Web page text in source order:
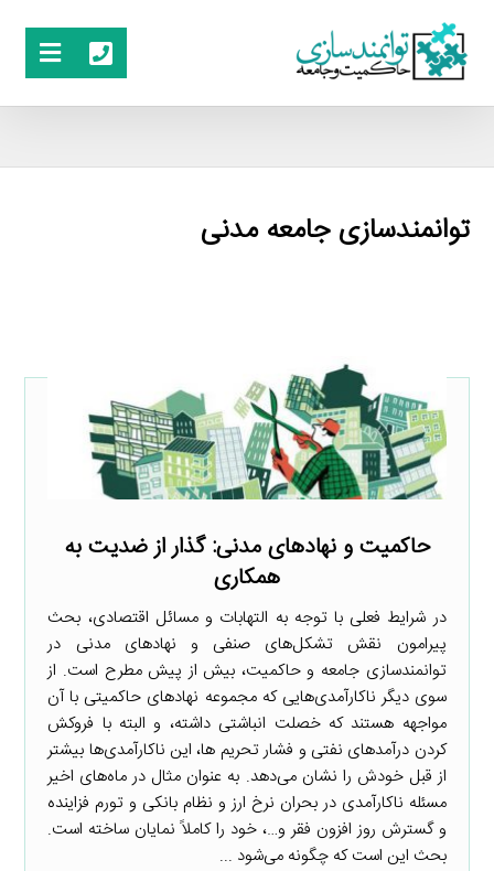
توانمندسازی جامعه مدنی
حاکمیت و نهادهای مدنی: گذار از ضدیت به
همکاری
در شرایط فعلی با توجه به التهابات و مسائل اقتصادی، بحث
پیرامون نقش تشکل‌های صنفی و نهادهای مدنی در
توانمندسازی جامعه و حاکمیت، بیش از پیش مطرح است. از
سوی دیگر ناکارآمدی‌هایی که مجموعه نهادهای حاکمیتی با آن
مواجهه هستند که خصلت انباشتی داشته، و البته با فروکش
کردن درآمدهای نفتی و فشار تحریم ها، این ناکارآمدی‌ها بیشتر
از قبل خودش را نشان می‌دهد. به عنوان مثال در ماه‌های اخیر
مسئله ناکارآمدی در بحران نرخ ارز و نظام بانکی و تورم فزاینده
و گسترش روز افزون فقر و…، خود را کاملاً نمایان ساخته است.
بحث این است که چگونه می‌شود ...